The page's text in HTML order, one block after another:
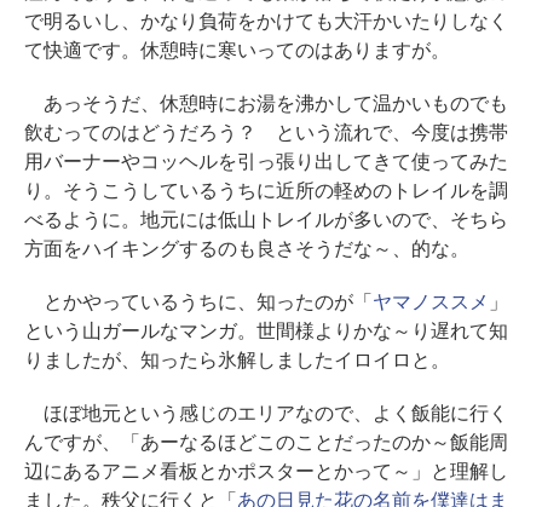
で明るいし、かなり負荷をかけても大汗かいたりしなく
て快適です。休憩時に寒いってのはありますが。
あっそうだ、休憩時にお湯を沸かして温かいものでも
飲むってのはどうだろう？ という流れで、今度は携帯
用バーナーやコッヘルを引っ張り出してきて使ってみた
り。そうこうしているうちに近所の軽めのトレイルを調
べるように。地元には低山トレイルが多いので、そちら
方面をハイキングするのも良さそうだな～、的な。
とかやっているうちに、知ったのが「 ヤマノススメ 」
という山ガールなマンガ。世間様よりかな～り遅れて知
りましたが、知ったら氷解しましたイロイロと。
ほぼ地元という感じのエリアなので、よく飯能に行く
んですが、「あーなるほどこのことだったのか～飯能周
辺にあるアニメ看板とかポスターとかって～」と理解し
ました。秩父に行くと「 あの日見た花の名前を僕達はま